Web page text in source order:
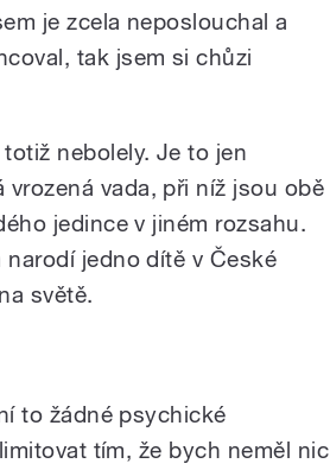
je zcela neposlouchal a
tak jsem si chůzi
nebolely. Je to jen
vrozená vada, při níž jsou obě
jedince v jiném rozsahu.
jedno dítě v České
světě.
to žádné psychické
tím, že bych neměl nic